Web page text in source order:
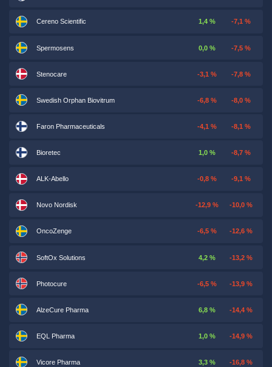
Cereno Scientific 1,4 % -7,1 %
Spermosens 0,0 % -7,5 %
Stenocare -3,1 % -7,8 %
Swedish Orphan Biovitrum -6,8 % -8,0 %
Faron Pharmaceuticals -4,1 % -8,1 %
Bioretec 1,0 % -8,7 %
ALK-Abello -0,8 % -9,1 %
Novo Nordisk -12,9 % -10,0 %
OncoZenge -6,5 % -12,6 %
SoftOx Solutions 4,2 % -13,2 %
Photocure -6,5 % -13,9 %
AlzeCure Pharma 6,8 % -14,4 %
EQL Pharma 1,0 % -14,9 %
Vicore Pharma 3,3 % -16,8 %